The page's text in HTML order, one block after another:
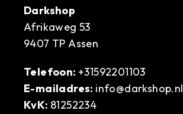
Darkshop
Afrikaweg 53
9407 TP Assen
Telefoon: +31592201103
E-mailadres: info@darkshop.nl
KvK: 81252234